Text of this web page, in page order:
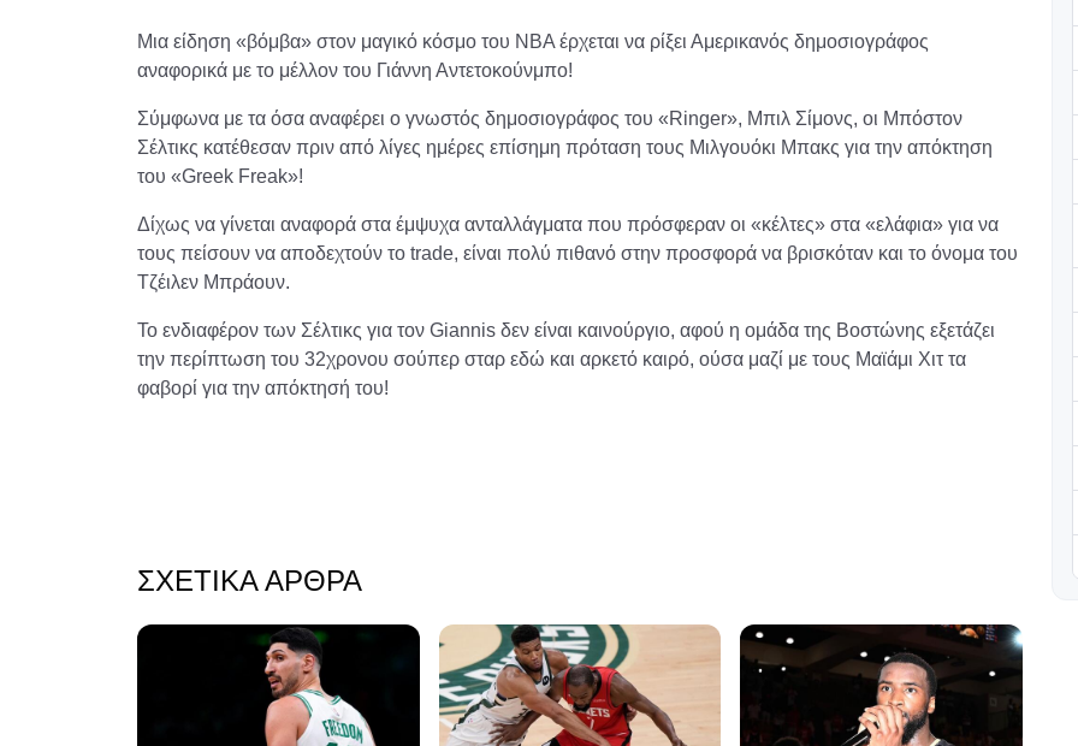
Μια είδηση «βόμβα» στον μαγικό κόσμο του ΝΒΑ έρχεται να ρίξει Αμερικανός δημοσιογράφος
αναφορικά με το μέλλον του Γιάννη Αντετοκούνμπο!
Σύμφωνα με τα όσα αναφέρει ο γνωστός δημοσιογράφος του «Ringer», Μπιλ Σίμονς, οι Μπόστον
Σέλτικς κατέθεσαν πριν από λίγες ημέρες επίσημη πρόταση τους Μιλγουόκι Μπακς για την απόκτηση
του «Greek Freak»!
Δίχως να γίνεται αναφορά στα έμψυχα ανταλλάγματα που πρόσφεραν οι «κέλτες» στα «ελάφια» για να
τους πείσουν να αποδεχτούν το trade, είναι πολύ πιθανό στην προσφορά να βρισκόταν και το όνομα του
Τζέιλεν Μπράουν.
Το ενδιαφέρον των Σέλτικς για τον Giannis δεν είναι καινούργιο, αφού η ομάδα της Βοστώνης εξετάζει
την περίπτωση του 32χρονου σούπερ σταρ εδώ και αρκετό καιρό, ούσα μαζί με τους Μαϊάμι Χιτ τα
φαβορί για την απόκτησή του!
ΣΧΕΤΙΚΆ ΆΡΘΡΑ